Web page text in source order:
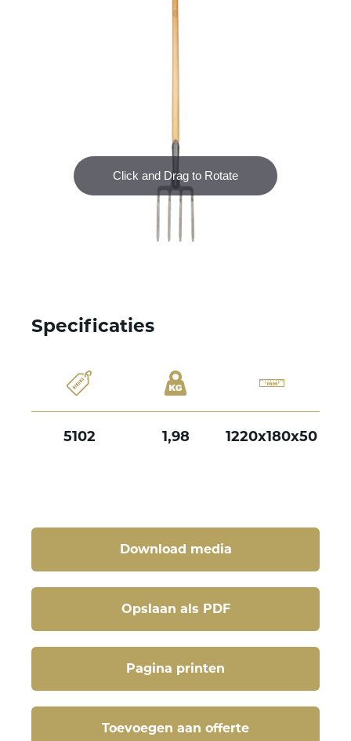
Download media
Opslaan als PDF
Pagina printen
Toevoegen aan offerte
Specificaties
5102 1,98 1220x180x50